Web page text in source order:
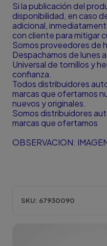
Si la publicación del
disponibilidad, en caso
adicional,
con cliente para mitigar
Somos proveedores de
Despachamos de lunes
Universal de tornillos y
confianza.
Todos distribuidores
marcas que ofertamos
nuevos y originales.
Somos distribuidores
marcas que ofertamos
OBSERVACION:
SKU: 67930090